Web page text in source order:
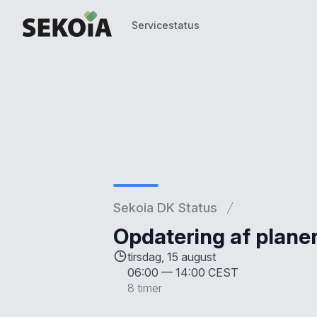
Servicestatus
Sekoia DK Status
Opdatering af
tirsdag, 15 august
06:00 — 14:00 CEST
8 timer